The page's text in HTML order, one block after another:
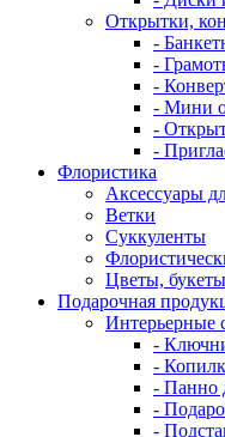
Открытки,
-
-
-
- Мини
-
-
Флористика
Аксессуары
Ветки
Суккуленты
Цветы, букеты
Подарочная
Интерьерные
-
-
- Панно
-
-